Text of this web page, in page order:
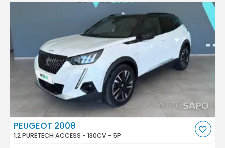
PEUGEOT 2008
1.2 PURETECH ACCESS - 130CV - 5P